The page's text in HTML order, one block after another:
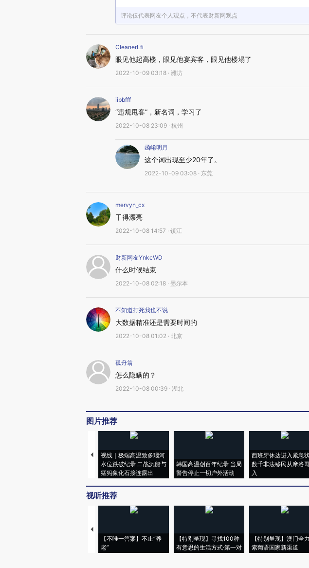
评论仅代表网友个人观点，不代表财新网观点
CleanerLfi
眼见他起高楼，眼见他宴宾客，眼见他楼塌了
2022-10-09 03:18 · 潍坊
iibbfff
“违规甩客”，新名词，学习了
2022-10-08 23:09 · 杭州
函崤明月
这个词出现至少20年了。
2022-10-09 03:08 · 东莞
mervyn_cx
干得漂亮
2022-10-08 14:57 · 镇江
财新网友YnkcWD
什么时候结束
2022-10-08 02:18 · 墨尔本
不知道打死我也不说
大数据精准还是需要时间的
2022-10-08 01:02 · 北京
孤舟翁
怎么隐瞒的？
2022-10-08 00:39 · 湖北
图片推荐
视线｜极端高温致多瑙河
水位跌破纪录 二战沉船与
猛犸象化石接连露出
韩国高温创百年纪录 当局
警告停止一切户外活动
西班牙休达进入紧急
数千非法移民从摩洛
入
视听推荐
【不唯一答案】不止“养
老”
【特别呈现】寻找100种
有意思的生活方式·第一对
【特别呈现】澳门全
索葡语国家新渠道